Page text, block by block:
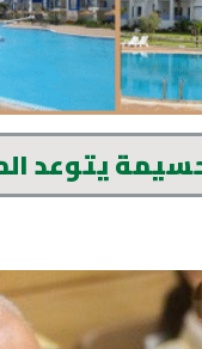
يتوعد